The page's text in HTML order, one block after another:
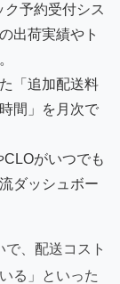
予約受付シス
出荷実績やト
「追加配送料
間」を月次で
がいつでも
ダッシュボー
で、配送コスト
る」といった